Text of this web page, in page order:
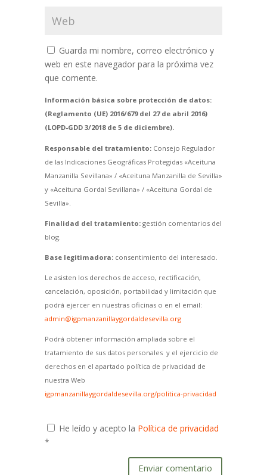
Guarda mi nombre, correo electrónico y
web en este navegador para la próxima vez
que comente.
Información básica sobre protección de datos:
(Reglamento (UE) 2016/679 del 27 de abril 2016)
(LOPD-GDD 3/2018 de 5 de diciembre).
Responsable del tratamiento:Consejo Regulador
de las Indicaciones Geográficas Protegidas «Aceituna
Manzanilla Sevillana» / «Aceituna Manzanilla de Sevilla»
y «Aceituna Gordal Sevillana» / «Aceituna Gordal de
Sevilla».
Finalidad del tratamiento:gestión comentarios del
blog.
Base legitimadora:consentimiento del interesado.
Le asisten los derechos de acceso, rectificación,
cancelación, oposición, portabilidad y limitación que
podrá ejercer en nuestras oficinas o en el email:
admin@igpmanzanillaygordaldesevilla.org
Podrá obtener información ampliada sobre el
tratamiento de sus datos personales y el ejercicio de
derechos en el apartado política de privacidad de
nuestra Web
igpmanzanillaygordaldesevilla.org/politica-privacidad
He leído y acepto la Política de privacidad
*
Enviar comentario